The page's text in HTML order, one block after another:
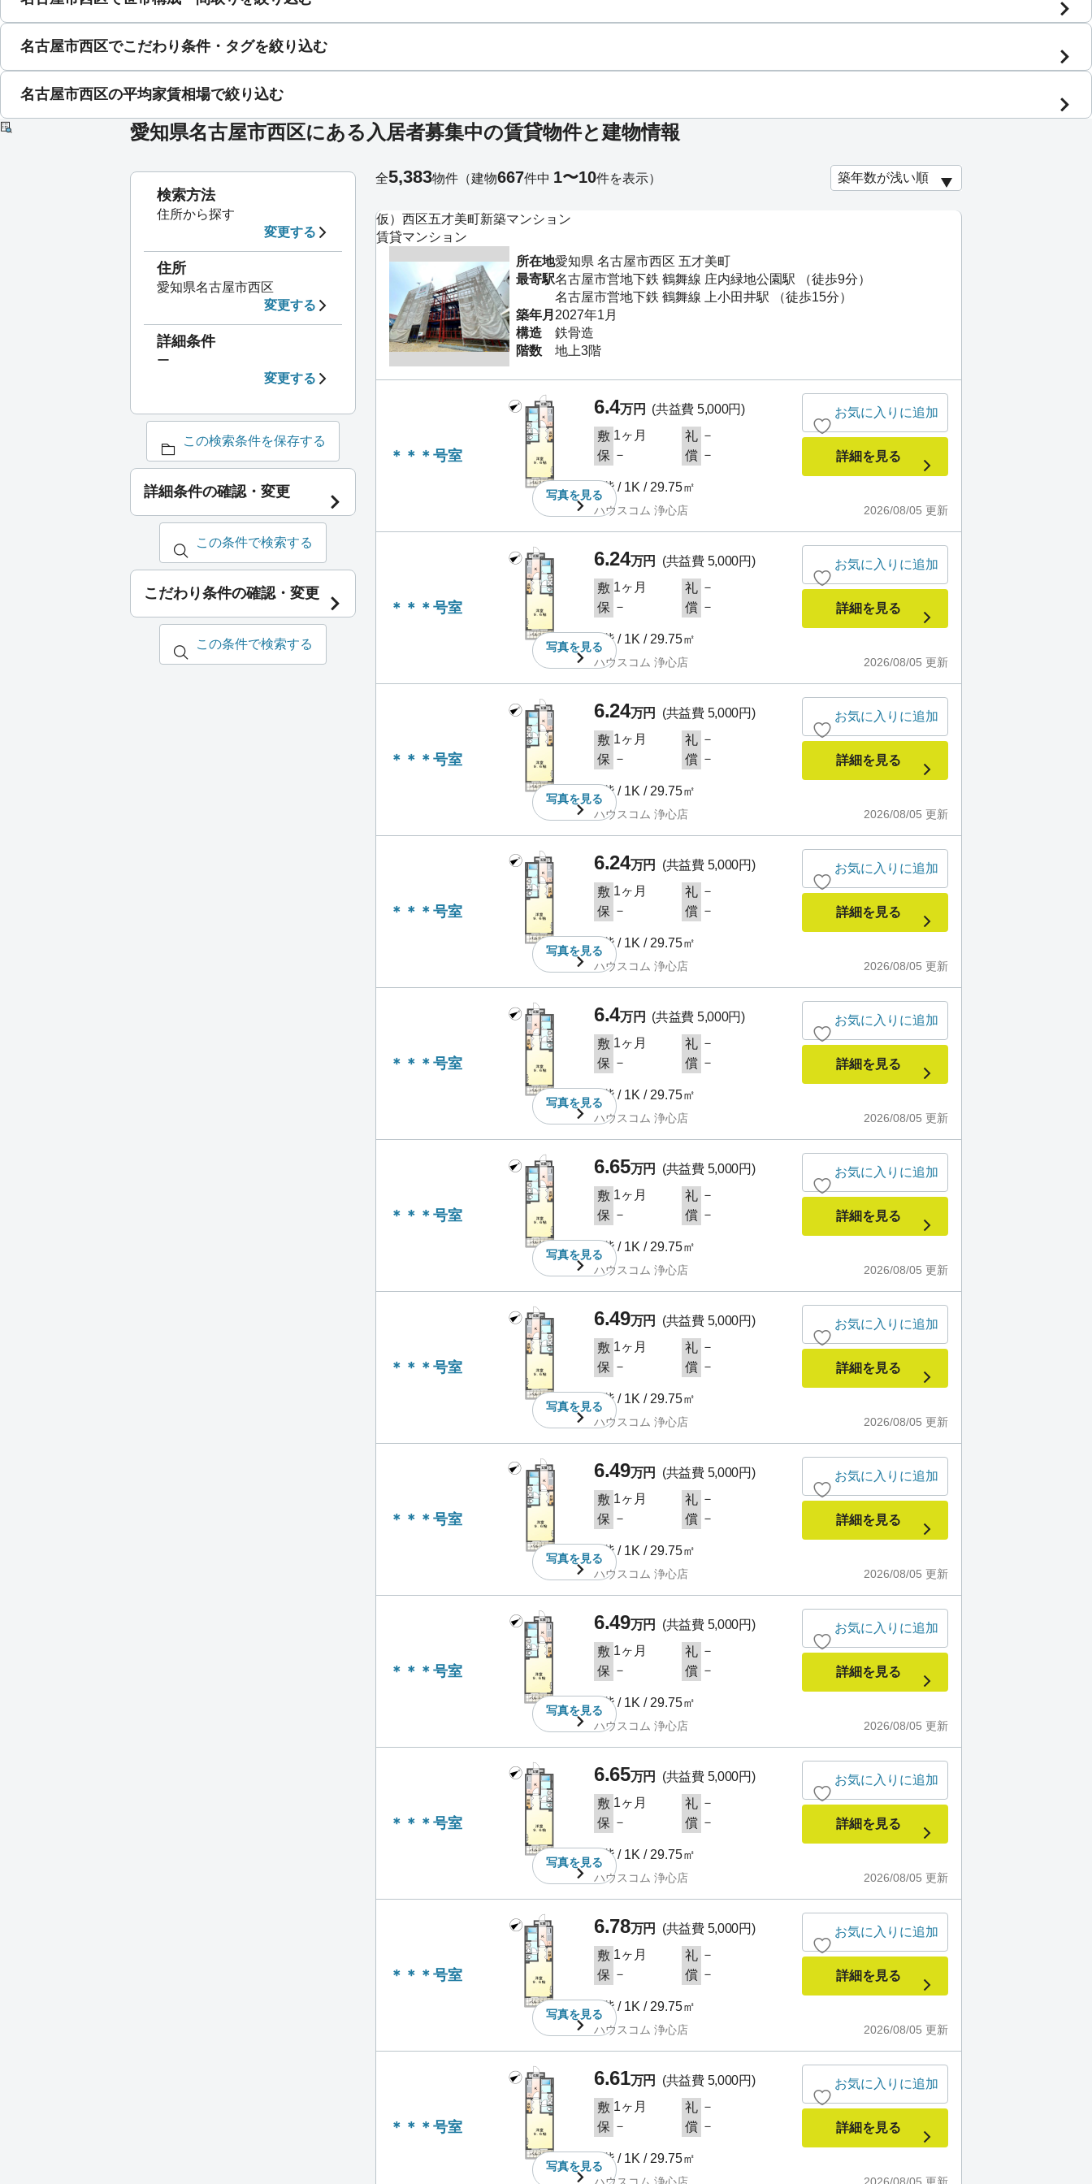
名古屋市西区でこだわり条件・タグを絞り込む
名古屋市西区の平均家賃相場で絞り込む
愛知県名古屋市西区にある入居者募集中の賃貸物件と建物情報
仮）西区五才美町新築マンション
賃貸マンション
所在地愛知県 名古屋市西区 五才美町
最寄駅名古屋市営地下鉄 鶴舞線 庄内緑地公園駅 （徒歩9分）
名古屋市営地下鉄 鶴舞線 上小田井駅 （徒歩15分）
築年月 2027年1月
構造
鉄骨造
階数
地上3階
＊＊＊号室
写真を見る
6.4万円
(共益費 5,000円)
敷 1ヶ月 礼 －
保 － 償 －
1階 / 1K / 29.75㎡
2026/08/05 更新
ハウスコム 浄心店
お気に入りに追加
詳細を見る
＊＊＊号室
写真を見る
6.24万円
(共益費 5,000円)
敷 1ヶ月 礼 －
保 － 償 －
1階 / 1K / 29.75㎡
2026/08/05 更新
ハウスコム 浄心店
お気に入りに追加
詳細を見る
＊＊＊号室
写真を見る
6.24万円
(共益費 5,000円)
敷 1ヶ月 礼 －
保 － 償 －
1階 / 1K / 29.75㎡
2026/08/05 更新
ハウスコム 浄心店
お気に入りに追加
詳細を見る
＊＊＊号室
写真を見る
6.24万円
(共益費 5,000円)
敷 1ヶ月 礼 －
保 － 償 －
1階 / 1K / 29.75㎡
2026/08/05 更新
ハウスコム 浄心店
お気に入りに追加
詳細を見る
＊＊＊号室
写真を見る
6.4万円
(共益費 5,000円)
敷 1ヶ月 礼 －
保 － 償 －
1階 / 1K / 29.75㎡
2026/08/05 更新
ハウスコム 浄心店
お気に入りに追加
詳細を見る
＊＊＊号室
写真を見る
6.65万円
(共益費 5,000円)
敷 1ヶ月 礼 －
保 － 償 －
2階 / 1K / 29.75㎡
2026/08/05 更新
ハウスコム 浄心店
お気に入りに追加
詳細を見る
＊＊＊号室
写真を見る
6.49万円
(共益費 5,000円)
敷 1ヶ月 礼 －
保 － 償 －
2階 / 1K / 29.75㎡
2026/08/05 更新
ハウスコム 浄心店
お気に入りに追加
詳細を見る
＊＊＊号室
写真を見る
6.49万円
(共益費 5,000円)
敷 1ヶ月 礼 －
保 － 償 －
2階 / 1K / 29.75㎡
2026/08/05 更新
ハウスコム 浄心店
お気に入りに追加
詳細を見る
＊＊＊号室
写真を見る
6.49万円
(共益費 5,000円)
敷 1ヶ月 礼 －
保 － 償 －
2階 / 1K / 29.75㎡
2026/08/05 更新
ハウスコム 浄心店
お気に入りに追加
詳細を見る
＊＊＊号室
写真を見る
6.65万円
(共益費 5,000円)
敷 1ヶ月 礼 －
保 － 償 －
2階 / 1K / 29.75㎡
2026/08/05 更新
ハウスコム 浄心店
お気に入りに追加
詳細を見る
＊＊＊号室
写真を見る
6.78万円
(共益費 5,000円)
敷 1ヶ月 礼 －
保 － 償 －
3階 / 1K / 29.75㎡
2026/08/05 更新
ハウスコム 浄心店
お気に入りに追加
詳細を見る
＊＊＊号室
写真を見る
6.61万円
(共益費 5,000円)
敷 1ヶ月 礼 －
保 － 償 －
3階 / 1K / 29.75㎡
お気に入りに追加
詳細を見る
全5,383物件 （建物667件中 1〜10件を表示）
検索方法
住所から探す
変更する
住所
愛知県名古屋市西区
変更する
詳細条件
ー
変更する
この検索条件を保存する
詳細条件の確認・変更
この条件で検索する
こだわり条件の確認・変更
この条件で検索する